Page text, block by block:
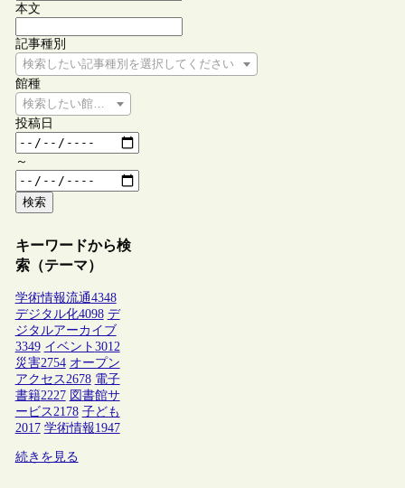
本文
記事種別
検索したい記事種別を選択してください
館種
検索したい館種を選択してください
投稿日
～
検索
キーワードから検
索（テーマ）
学術情報流通4348
デジタル化4098 デ
ジタルアーカイブ
3349 イベント 3012
災害2754 オープン
アクセス2678 電子
書籍2227 図書館サ
ービス2178 子ども
2017 学術情報1947
続きを見る